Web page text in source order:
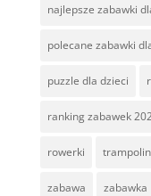
najlepsze zabawki
polecane zabawki
puzzle dla dzieci
ranking zabawek
rowerki
zabawa zabawka